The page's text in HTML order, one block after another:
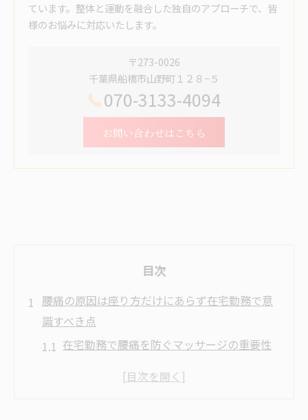
ています。整体と運動を融合した独自のアプローチで、皆
様のお悩みに対応いたします。
〒273-0026
千葉県船橋市山野町１２８−５
070-3133-4094
お問い合わせはこちら
目次
腰痛の原因は座り方だけにあらず在宅勤務で意
識すべき点
在宅勤務で腰痛を防ぐマッサージの重要性
座り方以外の腰痛原因とマッサージ対策